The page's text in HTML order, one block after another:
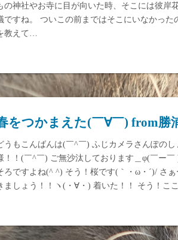
の神社やお寺に目が向いた時、そこには彼岸
ですね。 ついこの前まではそこにいなかった
教えて…
をつかまえた(￣∀￣) from勝
うもこんばんは(￣^￣) ふじカメラさんぽの
！！(￣^￣) ご無沙汰しております＿φ(￣ー
ろですよね(^ ^) そう！桜です(｀・ω・´)/ さ
ましょう！！ヽ(・∀・) 着いた！！ そう！こ